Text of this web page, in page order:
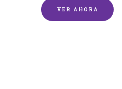
VER AHORA